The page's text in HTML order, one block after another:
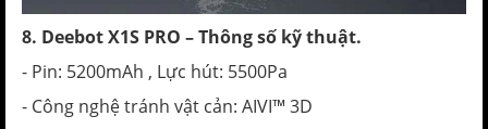
8. Deebot X1S PRO – Thông số kỹ thuật.
- Pin: 5200mAh , Lực hút: 5500Pa
- Công nghệ tránh vật cản: AIVI™ 3D